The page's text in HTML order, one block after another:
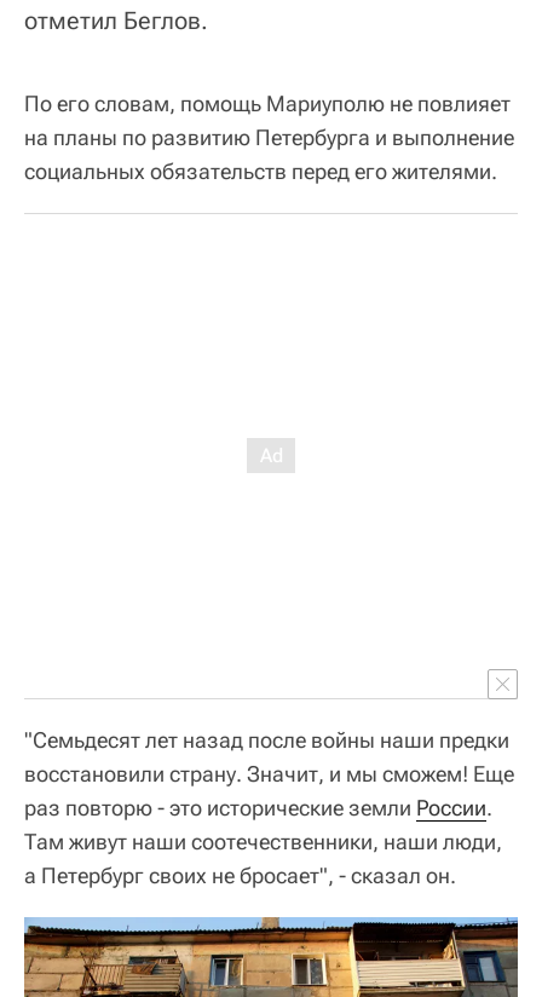
отметил Беглов.
По его словам, помощь Мариуполю не повлияет
на планы по развитию Петербурга и выполнение
социальных обязательств перед его жителями.
"Семьдесят лет назад после войны наши предки
восстановили страну. Значит, и мы сможем! Еще
раз повторю - это исторические земли России.
Там живут наши соотечественники, наши люди,
а Петербург своих не бросает", - сказал он.